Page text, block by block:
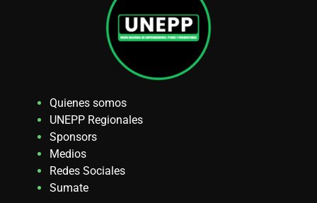
Quienes somos
UNEPP Regionales
Sponsors
Medios
Redes Sociales
Sumate